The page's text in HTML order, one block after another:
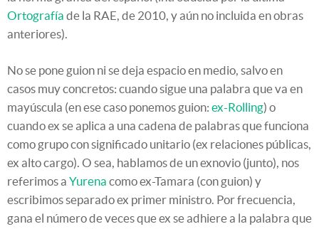
Ortografía de la RAE, de 2010, y aún no incluida en obras
anteriores).
No se pone guion ni se deja espacio en medio, salvo en
casos muy concretos: cuando sigue una palabra que va en
mayúscula (en ese caso ponemos guion: ex-Rolling) o
cuando ex se aplica a una cadena de palabras que funciona
como grupo con significado unitario (ex relaciones públicas,
ex alto cargo). O sea, hablamos de un exnovio (junto), nos
referimos a Yurena como ex-Tamara (con guion) y
escribimos separado ex primer ministro. Por frecuencia,
gana el número de veces que ex se adhiere a la palabra que